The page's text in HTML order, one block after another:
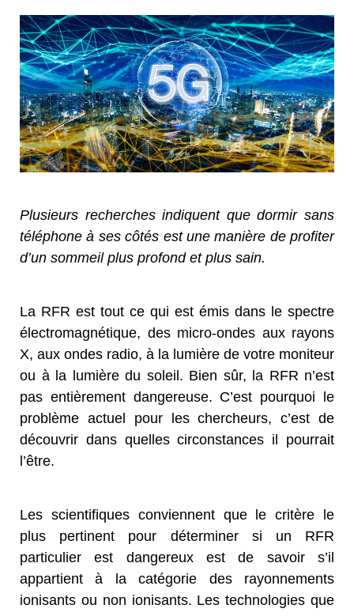
Plusieurs recherches indiquent que dormir sans
téléphone à ses côtés est une manière de profiter
d’un sommeil plus profond et plus sain.
La RFR est tout ce qui est émis dans le spectre
électromagnétique, des micro-ondes aux rayons
X, aux ondes radio, à la lumière de votre moniteur
ou à la lumière du soleil. Bien sûr, la RFR n’est
pas entièrement dangereuse. C’est pourquoi le
problème actuel pour les chercheurs, c’est de
découvrir dans quelles circonstances il pourrait
l’être.
Les scientifiques conviennent que le critère le
plus pertinent pour déterminer si un RFR
particulier est dangereux est de savoir s’il
appartient à la catégorie des rayonnements
ionisants ou non ionisants. Les technologies que